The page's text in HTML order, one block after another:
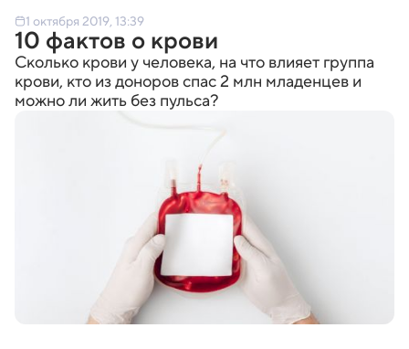
1 октября 2019, 13:39
10 фактов о крови
Сколько крови у человека, на что влияет группа
крови, кто из доноров спас 2 млн младенцев и
можно ли жить без пульса?